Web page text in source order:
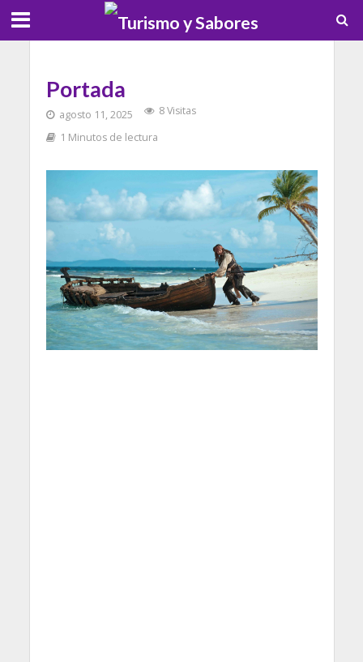
Portada
agosto 11, 2025
8 Visitas
1 Minutos de lectura